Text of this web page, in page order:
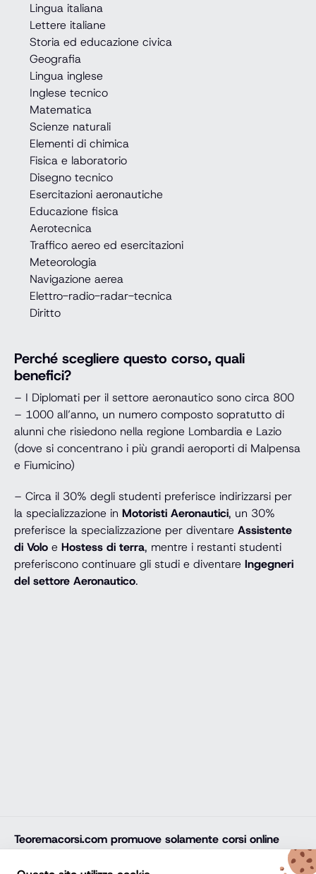
Lingua italiana
Lettere italiane
Storia ed educazione civica
Geografia
Lingua inglese
Inglese tecnico
Matematica
Scienze naturali
Elementi di chimica
Fisica e laboratorio
Disegno tecnico
Esercitazioni aeronautiche
Educazione fisica
Aerotecnica
Traffico aereo ed esercitazioni
Meteorologia
Navigazione aerea
Elettro-radio-radar-tecnica
Diritto
Perché scegliere questo corso, quali
benefici?
– I Diplomati per il settore aeronautico sono circa 800
– 1000 all’anno, un numero composto sopratutto di
alunni che risiedono nella regione Lombardia e Lazio
(dove si concentrano i più grandi aeroporti di Malpensa
e Fiumicino)
– Circa il 30% degli studenti preferisce indirizzarsi per
la specializzazione in Motoristi Aeronautici, un 30%
preferisce la specializzazione per diventare Assistente
di Volo e Hostess di terra, mentre i restanti studenti
preferiscono continuare gli studi e diventare Ingegneri
del settore Aeronautico.
Teoremacorsi.com promuove solamente corsi online
professionali, corsi per il diploma online, lauree e master